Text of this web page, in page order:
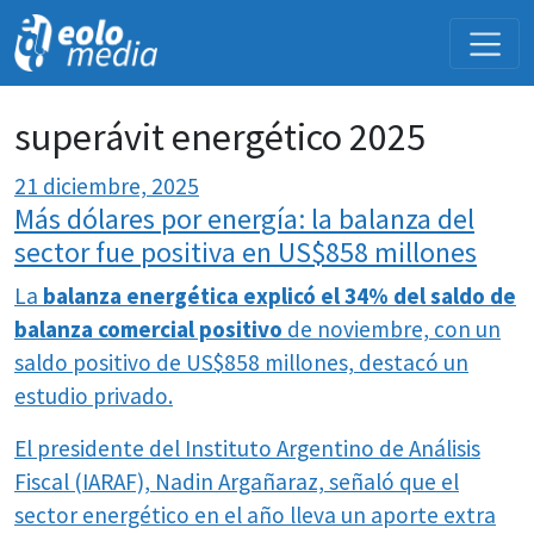
superávit energético 2025
21 diciembre, 2025
Más dólares por energía: la balanza del
sector fue positiva en US$858 millones
La balanza energética explicó el 34% del saldo de
balanza comercial positivo de noviembre, con un
saldo positivo de US$858 millones, destacó un
estudio privado.
El presidente del Instituto Argentino de Análisis
Fiscal (IARAF), Nadin Argañaraz, señaló que el
sector energético en el año lleva un aporte extra